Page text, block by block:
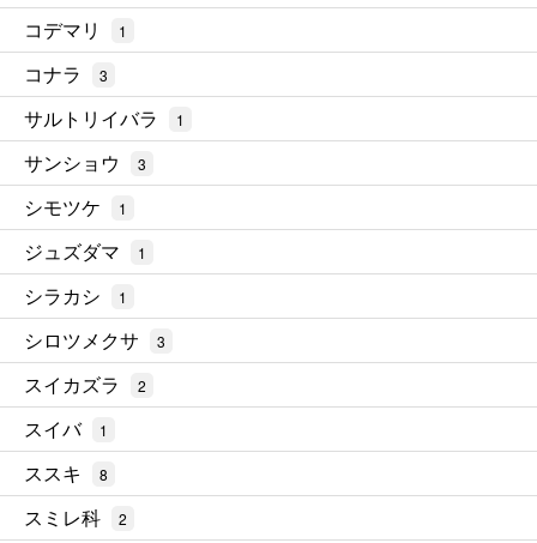
コデマリ 1
コナラ 3
サルトリイバラ 1
サンショウ 3
シモツケ 1
ジュズダマ 1
シラカシ 1
シロツメクサ 3
スイカズラ 2
スイバ 1
ススキ 8
スミレ科 2